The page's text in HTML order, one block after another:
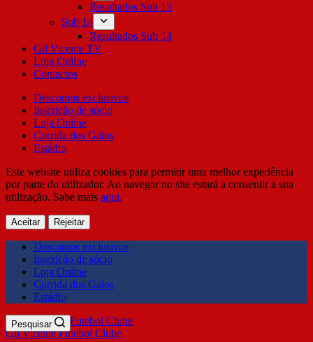
Resultados Sub 15
Sub 14
Resultados Sub 14
Gil Vicente TV
Loja Online
Contactos
Descontos exclusivos
Inscrição de sócio
Loja Online
Corrida dos Galos
Estádio
Este website utiliza cookies para permitir uma melhor experiência
por parte do utilizador. Ao navegar no site estará a consentir a sua
utilização. Sabe mais aqui.
Aceitar Rejeitar
Descontos exclusivos
Inscrição de sócio
Loja Online
Corrida dos Galos
Estádio
Gil Vicente Futebol Clube
Pesquisar